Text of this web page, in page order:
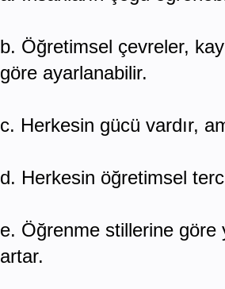
b. Öğretimsel çevreler,
göre ayarlanabilir.
c. Herkesin gücü vardır,
d. Herkesin öğretimsel
e. Öğrenme stillerine göre
artar.